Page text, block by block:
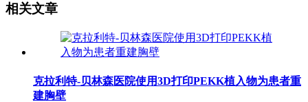
相关文章
克拉利特-贝林森医院使用3D打印PEKK植入物为患者重
建胸壁